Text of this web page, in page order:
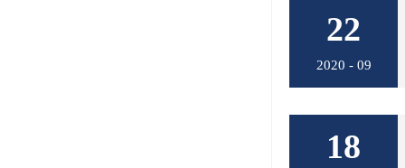
22
2020 - 09
18